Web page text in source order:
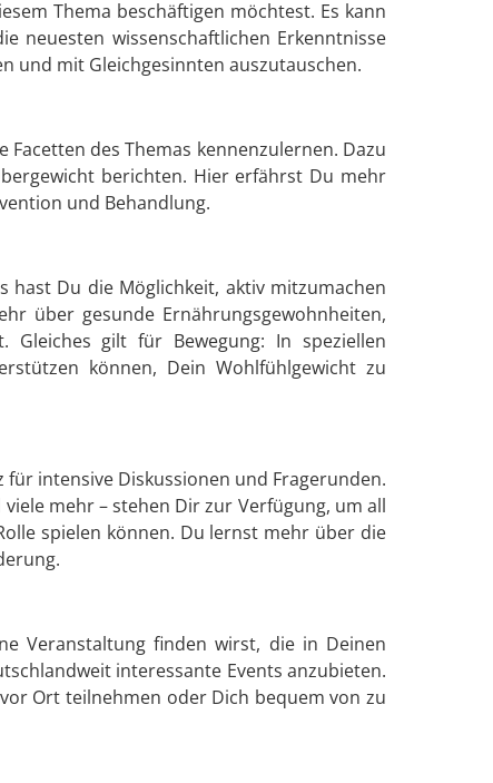
Thema beschäftigen möchtest. Es kann
neuesten wissenschaftlichen Erkenntnisse
und mit Gleichgesinnten auszutauschen.
des Themas kennenzulernen. Dazu
berichten. Hier erfährst Du mehr
und Behandlung.
hast Du die Möglichkeit, aktiv mitzumachen
über gesunde Ernährungsgewohnheiten,
gilt für Bewegung: In speziellen
können, Dein Wohlfühlgewicht zu
intensive Diskussionen und Fragerunden.
mehr – stehen Dir zur Verfügung, um all
spielen können. Du lernst mehr über die
Veranstaltung finden wirst, die in Deinen
interessante Events anzubieten.
Ort teilnehmen oder Dich bequem von zu